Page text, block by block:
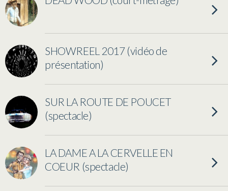
SHOWREEL 2017 (vidéo de
présentation)
SUR LA ROUTE DE POUCET
(spectacle)
LA DAME A LA CERVELLE EN
COEUR (spectacle)